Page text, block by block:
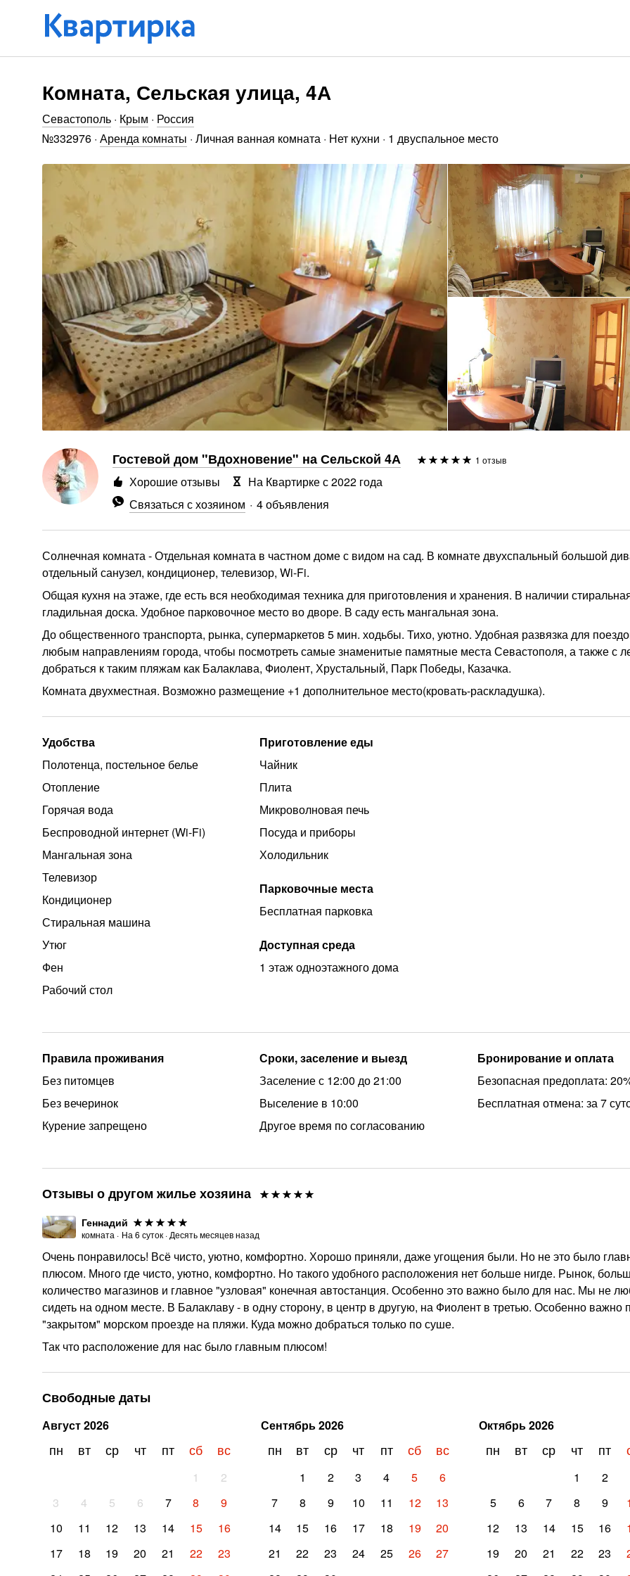
Комната, Сельская улица, 4А
Севастополь · Крым · Россия
№332976 · Аренда комнаты · Личная ванная комната · Нет кухни · 1 двуспальное место
Гостевой дом "Вдохновение" на Сельской 4А 1 отзыв
Связаться с хозяином 4 объявления
Хорошие отзывы На Квартирке с 2022 года
Солнечная комната - Отдельная комната в частном доме с видом на сад. В комнате двухспальный большой
отдельный санузел, кондиционер, телевизор, Wi-Fi.
Общая кухня на этаже, где есть вся необходимая техника для приготовления и хранения. В наличии
гладильная доска. Удобное парковочное место во дворе. В саду есть мангальная зона.
До общественного транспорта, рынка, супермаркетов 5 мин. ходьбы. Тихо, уютно. Удобная развязка для
любым направлениям города, чтобы посмотреть самые знаменитые памятные места Севастополя, а также с
добраться к таким пляжам как Балаклава, Фиолент, Хрустальный, Парк Победы, Казачка.
Комната двухместная. Возможно размещение +1 дополнительное место(кровать-раскладушка).
Удобства
Полотенца, постельное белье
Отопление
Горячая вода
Беспроводной интернет (Wi‑Fi)
Мангальная зона
Телевизор
Кондиционер
Стиральная машина
Утюг
Фен
Рабочий стол
Приготовление еды
Чайник
Плита
Микроволновая печь
Посуда и приборы
Холодильник
Парковочные места
Бесплатная парковка
Доступная среда
1 этаж одноэтажного дома
Правила проживания
Без питомцев
Без вечеринок
Курение запрещено
Сроки, заселение и выезд
Заселение с 12:00 до 21:00
Выселение в 10:00
Другое время по согласованию
Бронирование и оплата
Безопасная предоплата:
Бесплатная отмена: за 7
Свободные даты
Август2026
пн вт ср чт пт сб вс
1
2
3
4 5 6 7 8
9
10
11 12 13 14 15
16
17
18 19 20 21 22
23
Сентябрь2026
пн вт ср чт пт сб вс
1 2 3 4 5
6
7
8 9 10 11 12
13
14
15 16 17 18 19
20
21
22 23 24 25 26
27
Октябрь2026
пн вт ср чт пт
1 2
5
6 7 8 9
12
13 14 15 16
19
20 21 22 23
Отзывы о другом жилье хозяина
Геннадий
комната · На 6 суток · Десять месяцев назад
Очень понравилось! Всё чисто, уютно, комфортно. Хорошо приняли, даже угощения были. Но не это было
плюсом. Много где чисто, уютно, комфортно. Но такого удобного расположения нет больше нигде. Рынок,
количество магазинов и главное "узловая" конечная автостанция. Особенно это важно было для нас. Мы не
сидеть на одном месте. В Балаклаву - в одну сторону, в центр в другую, на Фиолент в третью. Особенно важно
"закрытом" морском проезде на пляжи. Куда можно добраться только по суше.
Так что расположение для нас было главным плюсом!